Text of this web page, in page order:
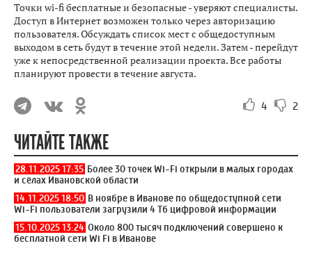
Точки wi-fi бесплатные и безопасные - уверяют специалисты.
Доступ в Интернет возможен только через авторизацию
пользователя. Обсуждать список мест с общедоступным
выходом в сеть будут в течение этой недели. Затем - перейдут
уже к непосредственной реализации проекта. Все работы
планируют провести в течение августа.
4 2
ЧИТАЙТЕ ТАКЖЕ
28.11.2025 17:35 Более 30 точек Wi-Fi открыли в малых городах
и сёлах Ивановской области
14.11.2025 18:50 В ноябре в Иванове по общедоступной сети
Wi-Fi пользователи загрузили 4 Тб цифровой информации
15.10.2025 13:24 Около 800 тысяч подключений совершено к
бесплатной сети Wi Fi в Иванове